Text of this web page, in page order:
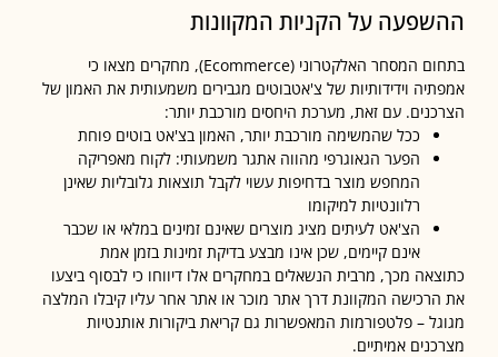
על הקניות המקוונות
בתחום המסחר האלקטרוני (Ecommerce), מחקרים מצאו כי
וידידותיות של צ'אטבוטים מגבירים משמעותית את האמון של
עם זאת, מערכת היחסים מורכבת יותר:
ככל שהמשימה מורכבת יותר, האמון בצ'אט בוטים פוחת
הפער הגאוגרפי מהווה אתגר משמעותי: לקוח מאפריקה
המחפש מוצר בדחיפות עשוי לקבל תוצאות גלובליות שאינן
רלוונטיות למיקומו
הצ'אט לעיתים מציג מוצרים שאינם זמינים במלאי או שכבר
אינם קיימים, שכן אינו מבצע בדיקת זמינות בזמן אמת
מכך, מרבית הנשאלים במחקרים אלו דיווחו כי לבסוף ביצעו
המקוונת דרך אתר מוכר או אתר אחר עליו קיבלו המלצה
– פלטפורמות המאפשרות גם קריאת ביקורות אותנטיות
אמיתיים.